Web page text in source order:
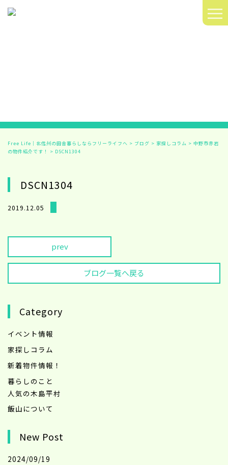
≡
Free Life｜北信州の田舎暮らしならフリーライフへ > ブログ > 家探しコラム > 中野市赤岩
の物件紹介です！
> DSCN1304
DSCN1304
2019.12.05
prev
ブログ一覧へ戻る
Category
イベント情報
家探しコラム
新着物件情報！
暮らしのこと
人気の木島平村
飯山について
New Post
2024/09/19